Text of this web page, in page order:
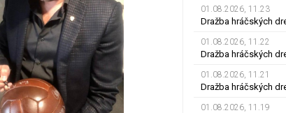
01.08.2026, 11.23
01.08.2026, 11.22
01.08.2026, 11.21
01.08.2026, 11.19